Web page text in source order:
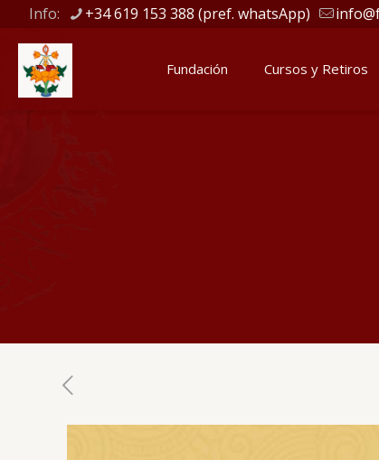
Info: +34 619 153 388 (pref. whatsApp)
Fundación Cursos y Retiros